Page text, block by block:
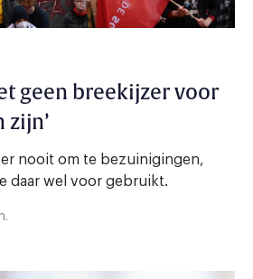
geen breekijzer voor
nooit om te bezuinigingen,
daar wel voor gebruikt.